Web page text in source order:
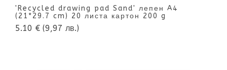
'Recycled drawing pad Sand' лепен A4
(21*29.7 cm) 20 листа картон 200 g
5.10 € (9,97 лв.)